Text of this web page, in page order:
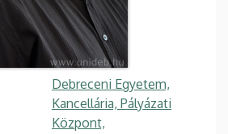
Debreceni Egyetem,
Kancellária, Pályázati
Központ,